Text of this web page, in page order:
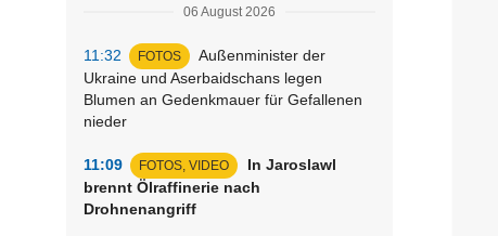
06 August 2026
11:32 FOTOS
Außenminister der
Ukraine und Aserbaidschans legen
Blumen an Gedenkmauer für Gefallenen
nieder
11:09 FOTOS, VIDEO
In Jaroslawl
brennt Ölraffinerie nach
Drohnenangriff